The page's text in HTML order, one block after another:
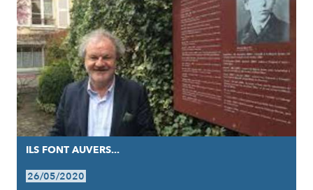
ILS FONT AUVERS...
26/05/2020